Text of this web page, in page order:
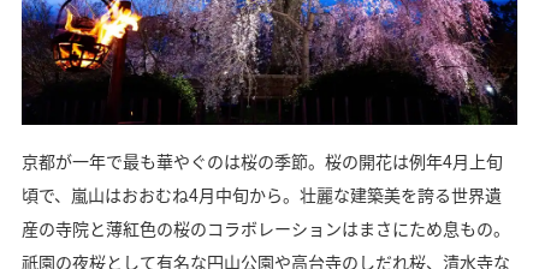
京都が一年で最も華やぐのは桜の季節。桜の開花は例年4月上旬
頃で、嵐山はおおむね4月中旬から。壮麗な建築美を誇る世界遺
産の寺院と薄紅色の桜のコラボレーションはまさにため息もの。
祇園の夜桜として有名な円山公園や高台寺のしだれ桜、清水寺な